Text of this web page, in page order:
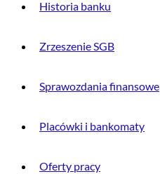
Historia banku
Zrzeszenie SGB
Sprawozdania finansowe
Placówki i bankomaty
Oferty pracy